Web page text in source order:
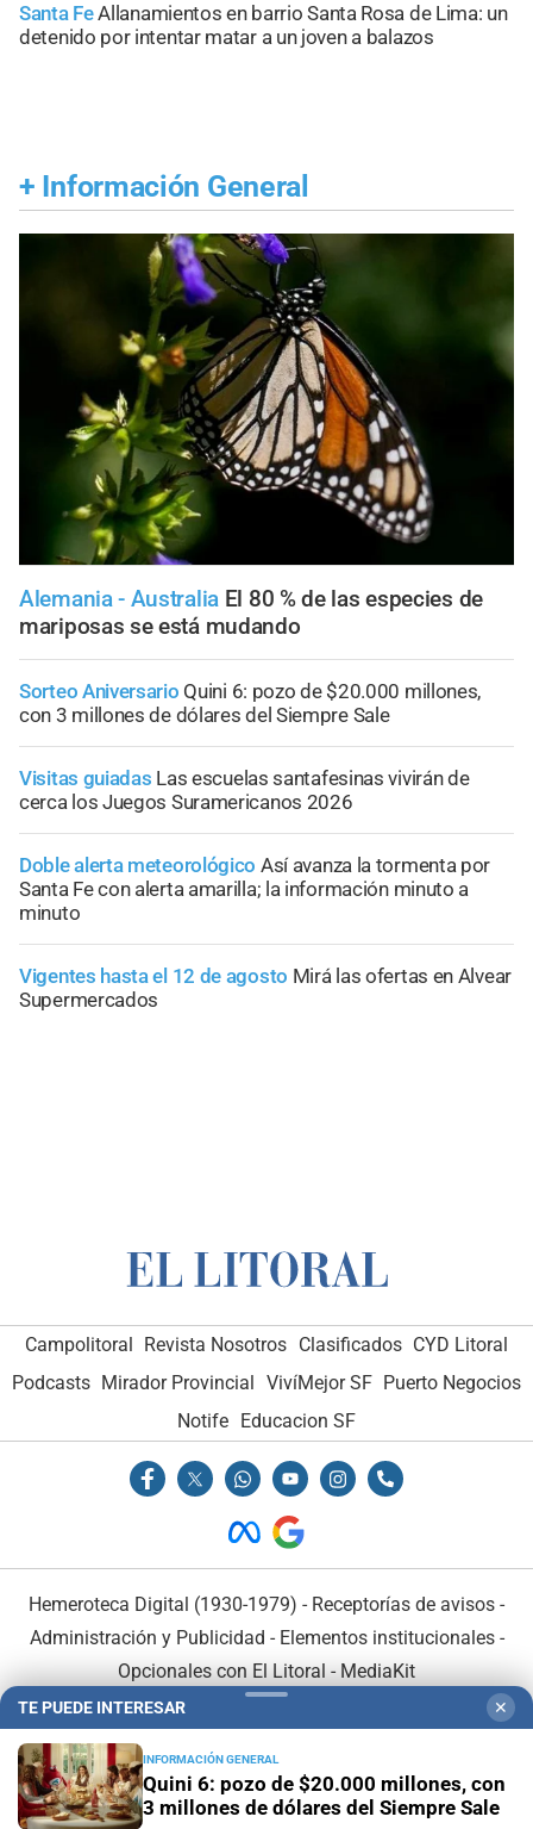
Santa FeAllanamientos en barrio Santa Rosa de Lima: un
detenido por intentar matar a un joven a balazos
+ Información General
Alemania - Australia El 80 % de las especies de
mariposas se está mudando
Sorteo Aniversario Quini 6: pozo de $20.000 millones,
con 3 millones de dólares del Siempre Sale
Visitas guiadas Las escuelas santafesinas vivirán de
cerca los Juegos Suramericanos 2026
Doble alerta meteorológico Así avanza la tormenta por
Santa Fe con alerta amarilla; la información minuto a
minuto
Vigentes hasta el 12 de agosto Mirá las ofertas en Alvear
Supermercados
Campolitoral Revista Nosotros Clasificados CYD Litoral
Podcasts Mirador Provincial VivíMejor SF Puerto Negocios
Notife Educacion SF
Hemeroteca Digital (1930-1979) - Receptorías de avisos -
Administración y Publicidad - Elementos institucionales-
Opcionales con El Litoral - MediaKit
TE PUEDE INTERESAR ✕
INFORMACIÓN GENERAL
Quini 6: pozo de $20.000 millones, con
3 millones de dólares del Siempre Sale